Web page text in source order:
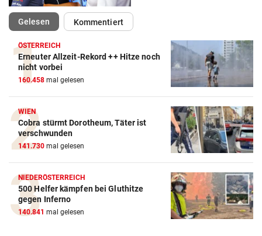
Gelesen(ausgewählt)Kommentiert
ÖSTERREICH
Erneuter Allzeit-Rekord ++ Hitze noch
nicht vorbei
160.458 mal gelesen
WIEN
Cobra stürmt Dorotheum, Täter ist
verschwunden
141.730 mal gelesen
NIEDERÖSTERREICH
500 Helfer kämpfen bei Gluthitze
gegen Inferno
140.841 mal gelesen